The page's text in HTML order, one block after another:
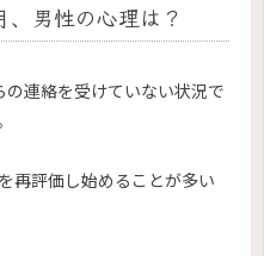
男性の心理は？
連絡を受けていない状況で
再評価し始めることが多い